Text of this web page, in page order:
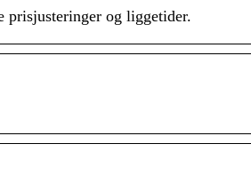
prisjusteringer og liggetider.